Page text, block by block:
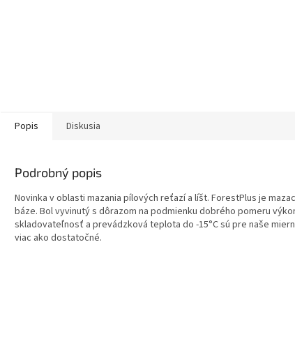
Popis Diskusia
Podrobný popis
Novinka v oblasti mazania pílových reťazí a líšt. ForestPlus je
báze. Bol vyvinutý s dôrazom na podmienku dobrého pomeru
skladovateľnosť a prevádzková teplota do -15°C sú pre naše
viac ako dostatočné.